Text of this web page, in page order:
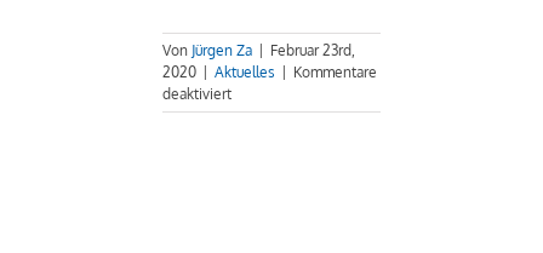
Von Jürgen Za | Februar 23rd,
2020 | Aktuelles | Kommentare
deaktiviertfür
20